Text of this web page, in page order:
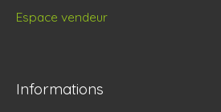
Espace vendeur
Informations